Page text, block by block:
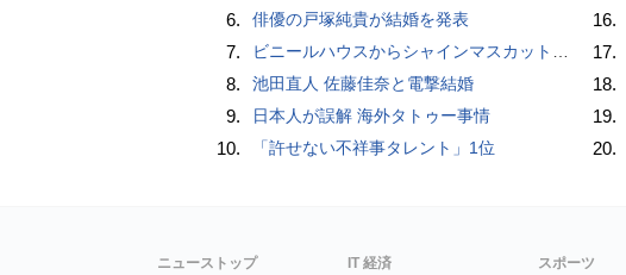
6. 俳優の戸塚純貴が結婚を発表
7. ビニールハウスからシャインマスカット約200房を盗んだ疑い ネットで販売か 無職の男（42）逮捕 岡山県警
8. 池田直人 佐藤佳奈と電撃結婚
9. 日本人が誤解 海外タトゥー事情
10. 「許せない不祥事タレント」1位
16.
17.
18.
19.
20.
ニューストップ IT 経済 スポーツ